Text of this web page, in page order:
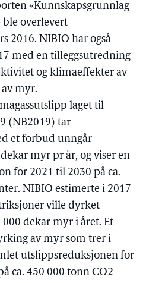
«Kunnskapsgrunnlag
overlevert
2016. NIBIO har også
med en tilleggsutredning
og klimaeffekter av
myr.
laget til
(NB2019) tar
et forbud unngår
myr pr år, og viser en
for 2021 til 2030 på ca.
NIBIO estimerte i 2017
ville dyrket
dekar myr i året. Et
av myr som trer i
utslippsreduksjonen for
ca. 450 000 tonn CO2-